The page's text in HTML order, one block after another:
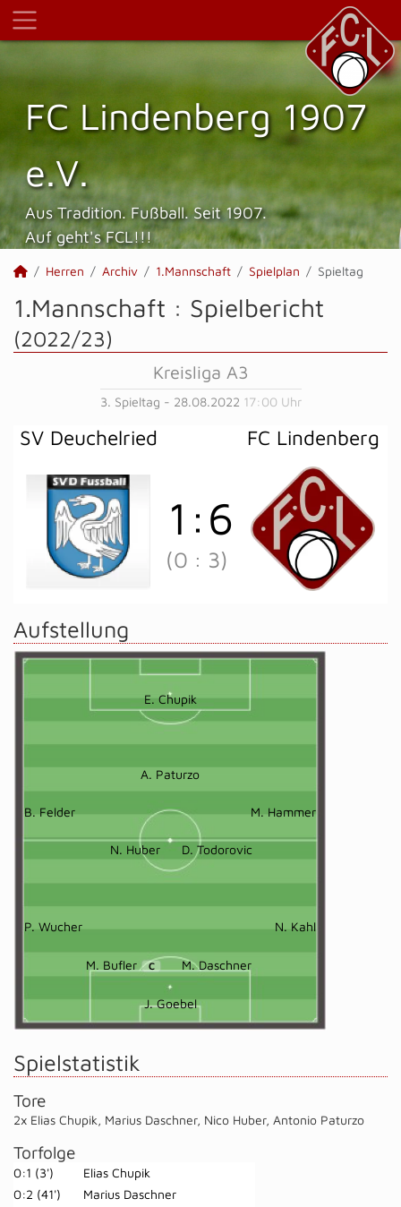
FC Lindenberg 1907
e.V.
Aus Tradition. Fußball. Seit 1907.
Auf geht's FCL!!!
Herren Archiv 1.Mannschaft Spielplan Spieltag
1.Mannschaft : Spielbericht
(2022/23)
Kreisliga A3
3. Spieltag - 28.08.2022 17:00 Uhr
SV Deuchelried FC Lindenberg
1 : 6
(0 : 3)
Aufstellung
E. Chupik
A. Paturzo
B. Felder M. Hammer
N. Huber D. Todorovic
P. Wucher N. Kahl
M. Bufler C M. Daschner
J. Goebel
Spielstatistik
Tore
2x Elias Chupik, Marius Daschner, Nico Huber, Antonio Paturzo
Torfolge
0:1 (3')
Elias Chupik
0:2 (41')
Marius Daschner